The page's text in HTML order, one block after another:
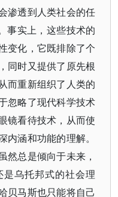
渗透到人类社会的任
事实上，这些技术的
变化，它既排除了个
同时又提供了原先根
而重新组织了人类的
忽略了现代科学技术
镜看待技术，从而使
内涵和功能的理解。
然总是倾向于未来，
是乌托邦式的社会理
贝马斯也只能将自己